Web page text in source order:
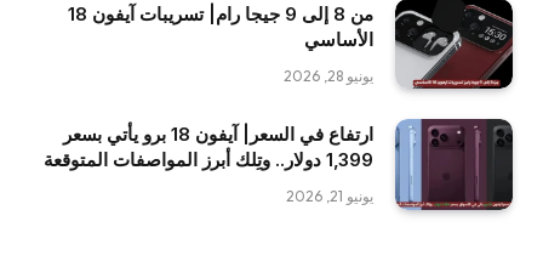
من 8 إلى 9 جيجا رام| تسريبات آيفون 18
الأساسي
يونيو 28, 2026
ارتفاع في السعر| آيفون 18 برو يأتي بسعر
1,399 دولار.. وتِلك أبرز المواصفات المتوقعة
يونيو 21, 2026